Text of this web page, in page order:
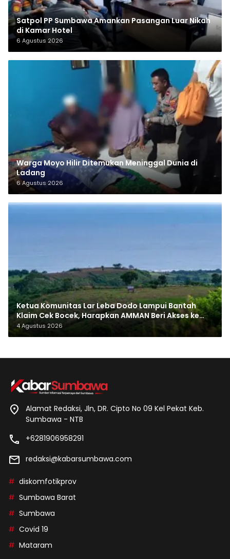
Satpol PP Sumbawa Amankan Pasangan Luar Nikah
di Kamar Hotel
6 Agustus 2026
Warga Moyo Hilir Ditemukan Meninggal Dunia di
Ladang
6 Agustus 2026
Ketua Komunitas Lar Leba Dodo Lampui Bantah
Klaim Cek Bocek, Harapkan AMMAN Beri Akses ke
Makam Leluhur
4 Agustus 2026
Alamat Redaksi, Jln, DR. Cipto No 09 Kel Pekat Keb.
Sumbawa - NTB
+6281906958291
redaksi@kabarsumbawa.com
diskomfotikprov
Sumbawa Barat
Sumbawa
Covid 19
Mataram